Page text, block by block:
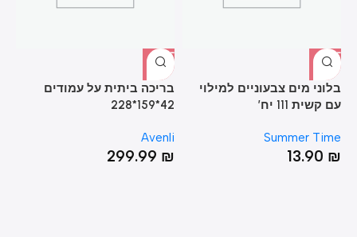
בלוני מים צבעוניים למילוי
עם קשית 111 יח’
Summer Time
13.90 ₪
בריכה ביתית על עמודים
42*159*228
Avenli
299.99 ₪